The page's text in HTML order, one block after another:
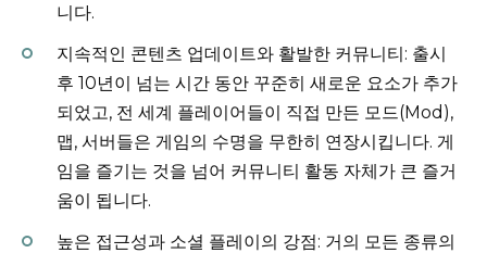
니다.
지속적인 콘텐츠 업데이트와 활발한 커뮤니티: 출시
후 10년이 넘는 시간 동안 꾸준히 새로운 요소가 추가
되었고, 전 세계 플레이어들이 직접 만든 모드(Mod),
맵, 서버들은 게임의 수명을 무한히 연장시킵니다. 게
임을 즐기는 것을 넘어 커뮤니티 활동 자체가 큰 즐거
움이 됩니다.
높은 접근성과 소셜 플레이의 강점: 거의 모든 종류의